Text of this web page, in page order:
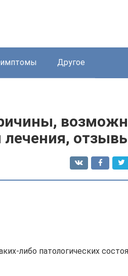
Другое
лечения,
либо патологических